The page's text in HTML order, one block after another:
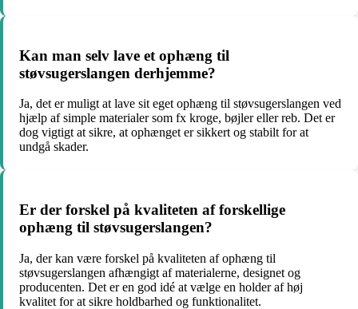
Kan man selv lave et ophæng til
støvsugerslangen derhjemme?
Ja, det er muligt at lave sit eget ophæng til støvsugerslangen ved
hjælp af simple materialer som fx kroge, bøjler eller reb. Det er
dog vigtigt at sikre, at ophænget er sikkert og stabilt for at
undgå skader.
Er der forskel på kvaliteten af forskellige
ophæng til støvsugerslangen?
Ja, der kan være forskel på kvaliteten af ophæng til
støvsugerslangen afhængigt af materialerne, designet og
producenten. Det er en god idé at vælge en holder af høj
kvalitet for at sikre holdbarhed og funktionalitet.